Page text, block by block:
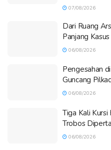
07/08/2026
Dari Ruang
Panjang
06/08/2026
Pengesahan
Guncang
06/08/2026
Tiga Kali
Trobos
06/08/2026